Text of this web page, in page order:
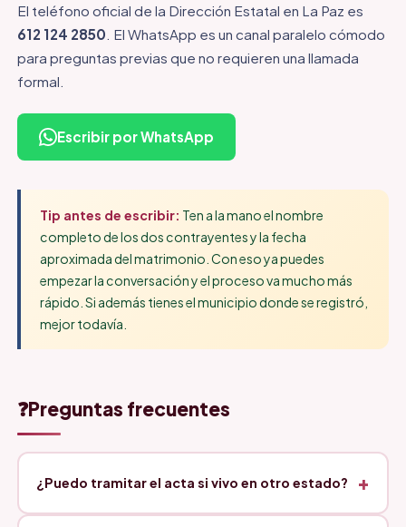
El teléfono oficial de la Dirección Estatal en La Paz es
612 124 2850 . El WhatsApp es un canal paralelo cómodo
para preguntas previas que no requieren una llamada
formal.
Escribir por WhatsApp
Tip antes de escribir: Ten a la mano el nombre
completo de los dos contrayentes y la fecha
aproximada del matrimonio. Con eso ya puedes
empezar la conversación y el proceso va mucho más
rápido. Si además tienes el municipio donde se registró,
mejor todavía.
❓Preguntas frecuentes
¿Puedo tramitar el acta si vivo en otro estado?